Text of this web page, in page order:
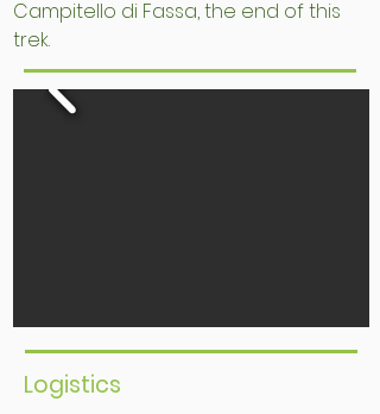
Campitello di Fassa, the end of this
trek.
Logistics